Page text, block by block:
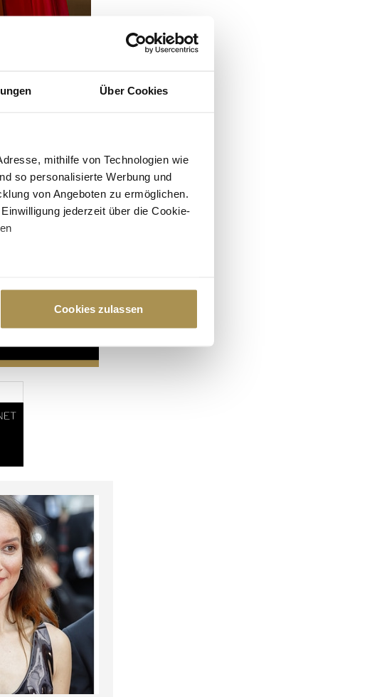
Über Cookies
mithilfe von Technologien wie
so personalisierte Werbung und
von Angeboten zu ermöglichen.
jederzeit über die Cookie-
Sie Ihre Präferenzen im
soziale Medien anbieten zu können
Partner führen diese Informationen
die sie im Rahmen Ihrer Nutzung
Cookies zulassen